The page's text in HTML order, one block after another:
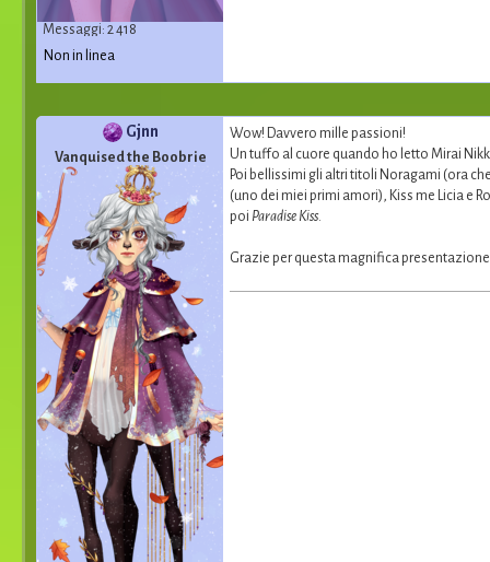
Messaggi: 2 418
Non in linea
Gjnn
Vanquised the Boobrie
Wow! Davvero mille passioni!
Un tuffo al cuore quando ho letto Mirai
Poi bellissimi gli altri titoli Noragami (ora
(uno dei miei primi amori), Kiss me Licia e
poi Paradise Kiss.
Grazie per questa magnifica presentazione